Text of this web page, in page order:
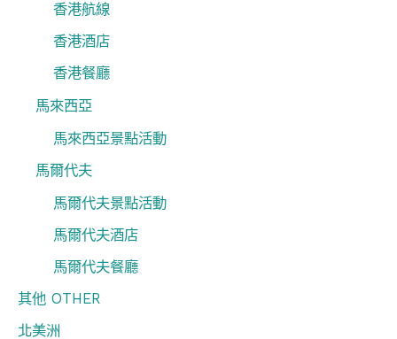
香港航線
香港酒店
香港餐廳
馬來西亞
馬來西亞景點活動
馬爾代夫
馬爾代夫景點活動
馬爾代夫酒店
馬爾代夫餐廳
其他 OTHER
北美洲